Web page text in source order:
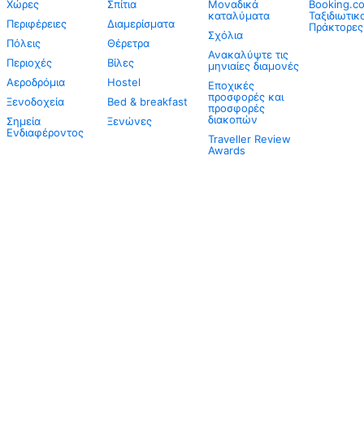
Χώρες
Περιφέρειες
Πόλεις
Περιοχές
Αεροδρόμια
Ξενοδοχεία
Σημεία
Ενδιαφέροντος
Σπίτια
Διαμερίσματα
Θέρετρα
Βίλες
Hostel
Bed & breakfast
Ξενώνες
Μοναδικά
καταλύματα
Σχόλια
Ανακαλύψτε τις
μηνιαίες διαμονές
Εποχικές
προσφορές και
προσφορές
διακοπών
Traveller Review
Awards
Πράκτορες